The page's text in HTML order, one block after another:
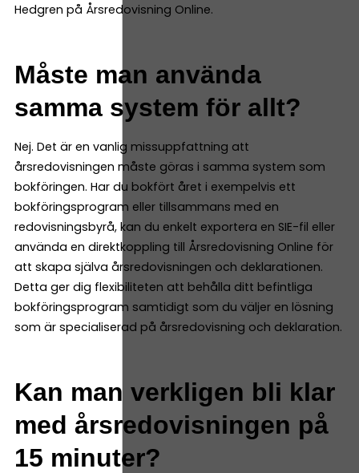
Hedgren på Årsredovisning Online.
Måste man använda
samma system för allt?
Nej. Det är en vanlig missuppfattning att
årsredovisningen måste göras i samma system som
bokföringen. Har du bokfört året i exempelvis ett
bokföringsprogram eller tillsammans med en
redovisningsbyrå, kan du enkelt exportera en SIE-fil eller
använda en direktkoppling till Årsredovisning Online för
att skapa själva årsredovisningen och deklarationen.
Detta ger dig flexibiliteten att behålla ditt befintliga
bokföringsprogram samtidigt som du väljer en lösning
som är specialiserad på årsredovisning och deklaration.
Kan man verkligen bli klar
med årsredovisningen på
15 minuter?